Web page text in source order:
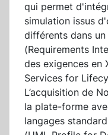
qui permet
simulation issus
différents dans
(Requirements
des exigences en
Services for
L’acquisition de
la plate-forme
langages